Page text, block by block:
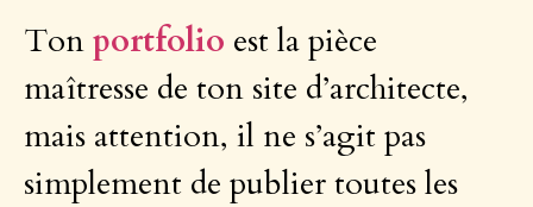
Tonportfolio est la pièce
maîtresse de ton site d’architecte,
mais attention, il ne s’agit pas
simplement de publier toutes les